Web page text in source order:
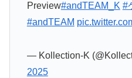
Preview#andTEAM_K #
#andTEAM
— Kollection-K
2025